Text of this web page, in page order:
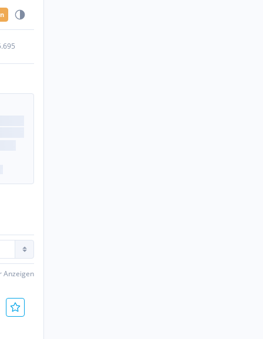
Anzeigen